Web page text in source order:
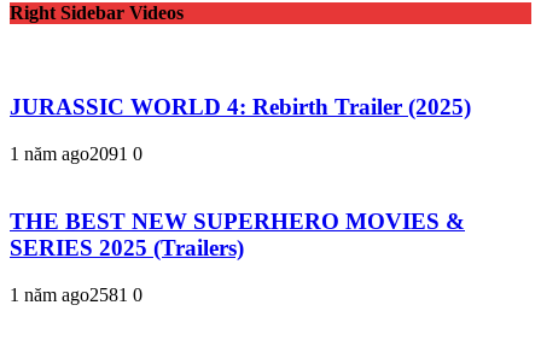
Right Sidebar Videos
JURASSIC WORLD 4: Rebirth Trailer (2025)
1 năm ago2091 0
THE BEST NEW SUPERHERO MOVIES &
SERIES 2025 (Trailers)
1 năm ago2581 0